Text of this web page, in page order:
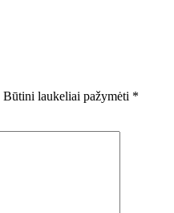
Būtini laukeliai pažymėti *